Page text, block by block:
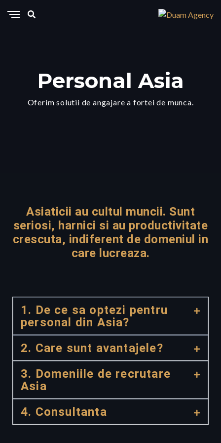
Personal Asia
Oferim solutii de angajare a fortei de munca.
Asiaticii au cultul muncii. Sunt
seriosi, harnici si au productivitate
crescuta, indiferent de domeniul in
care lucreaza.
1. De ce sa optezi pentru
personal din Asia?
2. Care sunt avantajele?
3. Domeniile de recrutare
Asia
4. Consultanta